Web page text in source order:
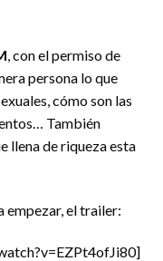
, con el permiso de
persona lo que
cómo son las
También
llena de riqueza esta
empezar, el trailer: